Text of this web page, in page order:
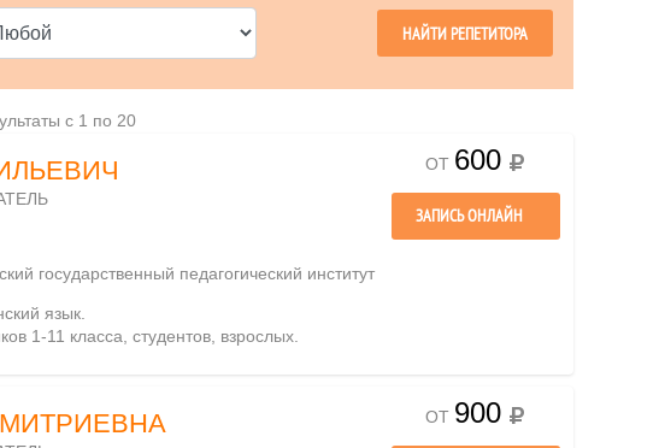
с 1 по 20
государственный педагогический институт
язык.
1-11 класса, студентов, взрослых.
ОТ 600
ЗАПИСЬ ОНЛАЙН
ОТ 900